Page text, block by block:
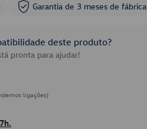
Garantia de 3 meses de fábrica
deste produto?
pronta para ajudar!
ligações)